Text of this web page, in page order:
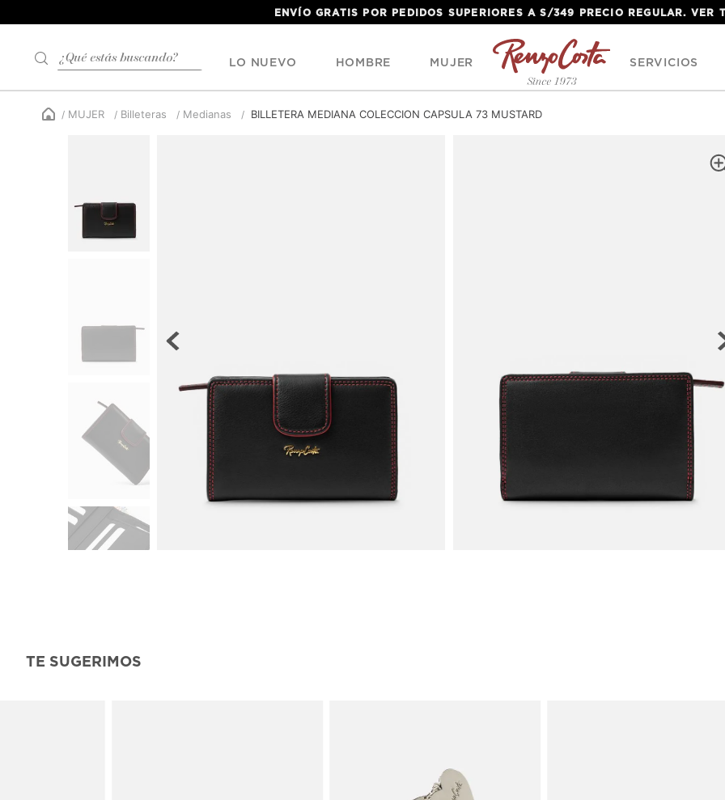
ENVÍO GRATIS POR PEDIDOS SUPERIORES A S/349 PRECIO REGULAR. VER
LO NUEVO HOMBRE MUJER SERVICIOS
MUJER Billeteras Medianas BILLETERA MEDIANA COLECCION CAPSULA 73 MUSTARD
TE SUGERIMOS